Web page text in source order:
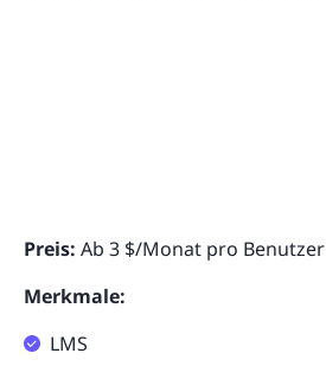
Preis: Ab 3 $/Monat pro Benutzer
Merkmale:
LMS